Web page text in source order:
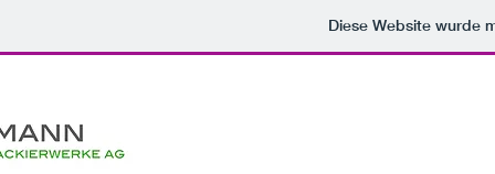
Diese Website wurde